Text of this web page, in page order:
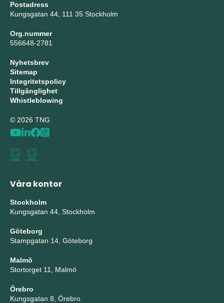
Postadress
Kungsgatan 44, 111 35 Stockholm
Org.nummer
556648-2781
Nyhetsbrev
Sitemap
Integritetspolicy
Tillgänglighet
Whistleblowing
© 2026 TNG
Våra kontor
Stockholm
Kungsgatan 44, Stockholm
Göteborg
Stampgatan 14, Göteborg
Malmö
Stortorget 11, Malmö
Örebro
Kungsgatan 8, Örebro